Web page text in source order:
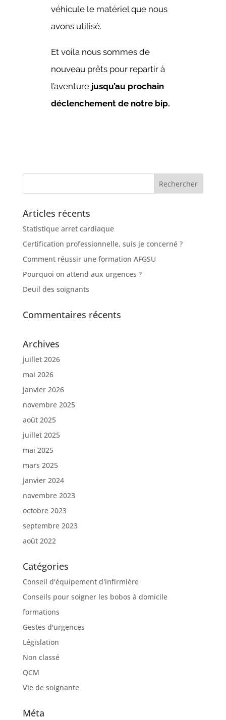
véhicule le matériel que nous
avons utilisé.
Et voila nous sommes de
nouveau prêts pour repartir à
l’aventure jusqu’au prochain
déclenchement de notre bip.
Articles récents
Statistique arret cardiaque
Certification professionnelle, suis je concerné ?
Comment réussir une formation AFGSU
Pourquoi on attend aux urgences ?
Deuil des soignants
Commentaires récents
Archives
juillet 2026
mai 2026
janvier 2026
novembre 2025
août 2025
juillet 2025
mai 2025
mars 2025
janvier 2024
novembre 2023
octobre 2023
septembre 2023
août 2022
Catégories
Conseil d'équipement d'infirmière
Conseils pour soigner les bobos à domicile
formations
Gestes d'urgences
Législation
Non classé
QCM
Vie de soignante
Méta